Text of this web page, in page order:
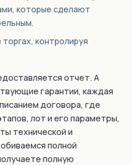
которые сделают
контролируя
отчет. А
гарантии, каждая
договора, где
лот и его параметры,
технической и
полной
полную